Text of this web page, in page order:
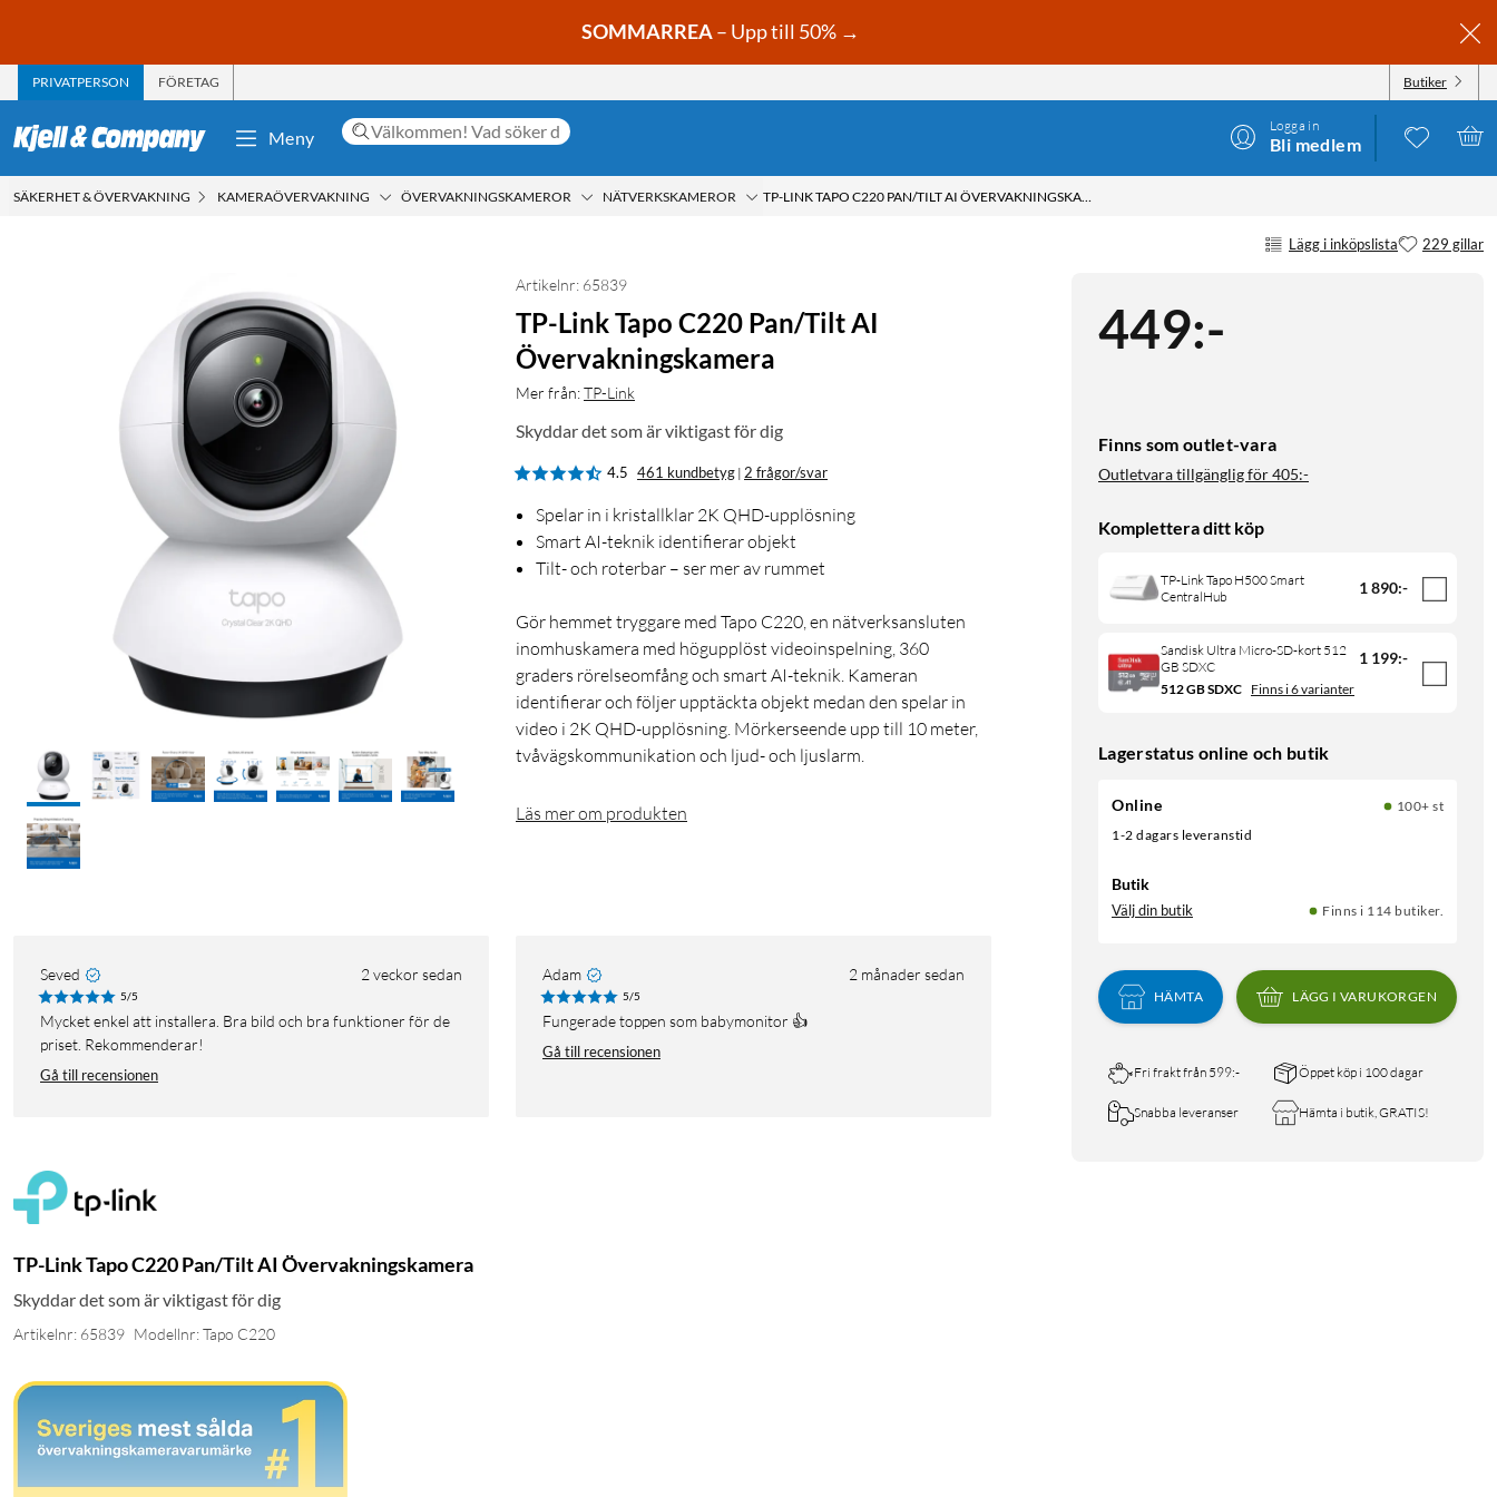
SOMMARREA– Upp till 50% →
PRIVATPERSON FÖRETAG Butiker
Meny
Logga in
Bli medlem
SÄKERHET & ÖVERVAKNING KAMERAÖVERVAKNING ÖVERVAKNINGSKAMEROR NÄTVERKSKAMEROR TP-LINK TAPO C220 PAN/TILT AI ÖVERVAKNINGSKAMERA
Lägg i inköpslista 229 gillar
449:-
Finns som outlet-vara
Outletvara tillgänglig för405:-
Komplettera ditt köp
TP-Link Tapo H500 Smart
CentralHub
1 890:-
Sandisk Ultra Micro-SD-kort 512
GB SDXC
1 199:-
512 GB SDXC Finns i 6 varianter
Lagerstatus online och butik
Online
100+ st
1-2 dagars leveranstid
Butik
Välj din butik Finns i 114 butiker.
HÄMTA LÄGG I VARUKORGEN
Fri frakt från 599:- Öppet köp i 100 dagar
Snabba leveranser Hämta i butik, GRATIS!
Artikelnr: 65839
TP-Link Tapo C220 Pan/Tilt AI
Övervakningskamera
Mer från:TP-Link
Skyddar det som är viktigast för dig
4.5 461 kundbetyg | 2 frågor/svar
Spelar in i kristallklar 2K QHD-upplösning
Smart AI-teknik identifierar objekt
Tilt- och roterbar – ser mer av rummet
Gör hemmet tryggare med Tapo C220, en nätverksansluten
inomhuskamera med högupplöst videoinspelning, 360
graders rörelseomfång och smart AI-teknik. Kameran
identifierar och följer upptäckta objekt medan den spelar in
video i 2K QHD-upplösning. Mörkerseende upp till 10 meter,
tvåvägskommunikation och ljud- och ljuslarm.
Läs mer om produkten
Seved 2 veckor sedan
5/5
Mycket enkel att installera. Bra bild och bra funktioner för de
priset. Rekommenderar!
Gå till recensionen
Adam 2 månader sedan
5/5
Fungerade toppen som babymonitor 👍
Gå till recensionen
TP-Link Tapo C220 Pan/Tilt AI Övervakningskamera
Skyddar det som är viktigast för dig
Artikelnr: 65839 Modellnr: Tapo C220